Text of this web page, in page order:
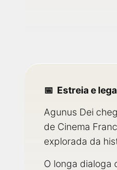
Estreia e
Agunus Dei
de Cinema
explorada da
O longa dialoga